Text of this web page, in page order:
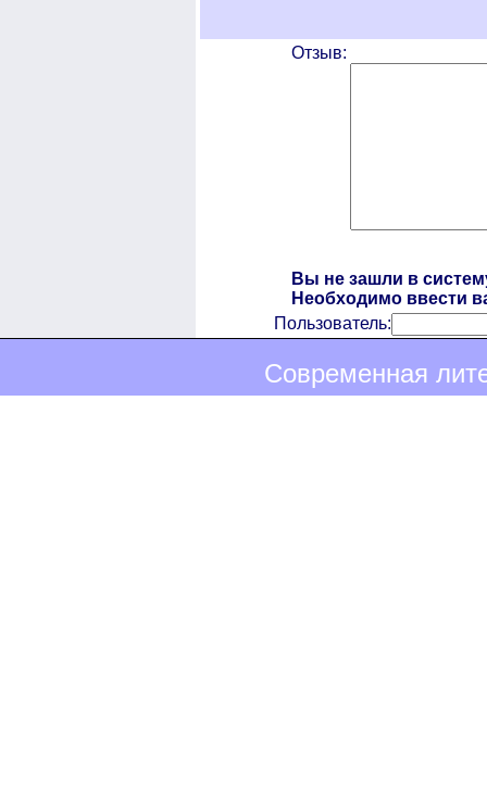
Отзыв:
Вы не зашли в
Необходимо ввести
Пользователь:
Современная